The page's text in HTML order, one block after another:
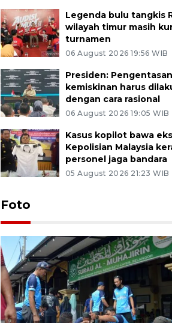
Legenda bulu tangkis
wilayah timur masih
turnamen
06 August 2026 19:56 WIB
Presiden: Pengentasan
kemiskinan harus
dengan cara rasional
06 August 2026 19:05 WIB
Kasus kopilot bawa
Kepolisian Malaysia
personel jaga bandara
05 August 2026 21:23 WIB
Foto